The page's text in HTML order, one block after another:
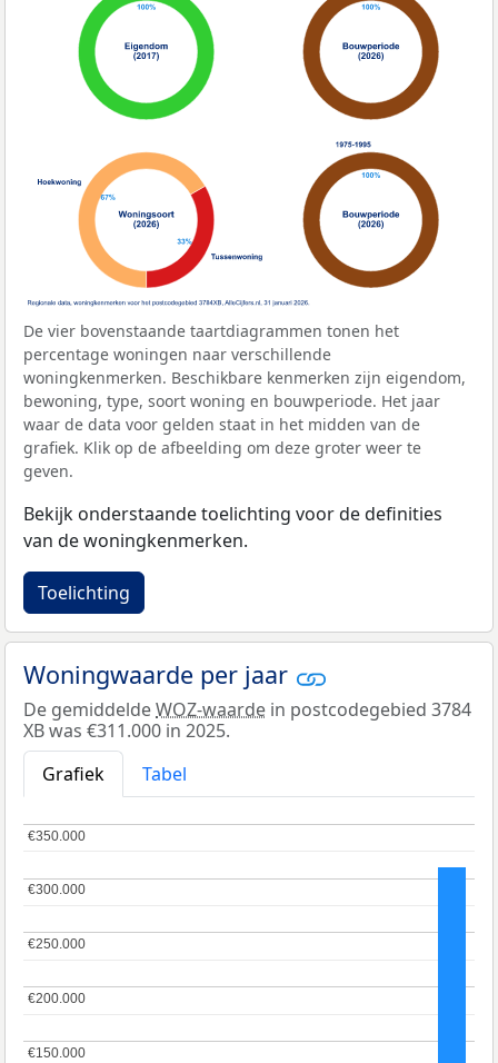
De vier bovenstaande taartdiagrammen tonen het
percentage woningen naar verschillende
woningkenmerken. Beschikbare kenmerken zijn eigendom,
bewoning, type, soort woning en bouwperiode. Het jaar
waar de data voor gelden staat in het midden van de
grafiek. Klik op de afbeelding om deze groter weer te
geven.
Bekijk onderstaande toelichting voor de definities
van de woningkenmerken.
Toelichting
Woningwaarde per jaar
De gemiddeldeWOZ-waarde in postcodegebied 3784
XB was €311.000 in 2025.
Grafiek
Tabel
€150.000
€150.000
€200.000
€200.000
€250.000
€250.000
€300.000
€300.000
€350.000
€350.000